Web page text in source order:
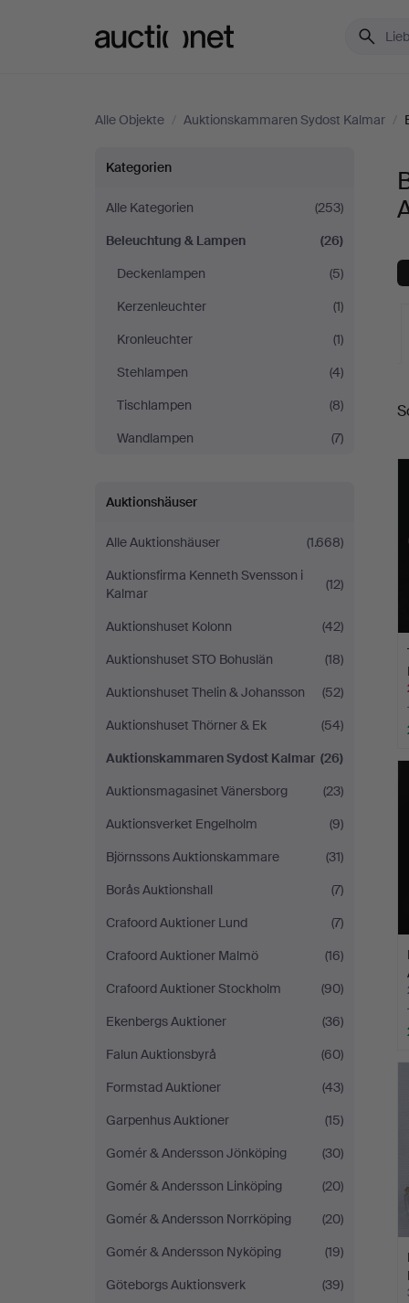
Alle Objekte / Auktionskammaren Sydost Kalmar /
Beleuchtung
&
Lampen
bei
Auktionskammaren
Sydost
Kalmar
Kategorien
Alle Kategorien
(253)
Beleuchtung & Lampen
(26)
Deckenlampen
(5)
Kerzenleuchter
(1)
Kronleuchter
(1)
Stehlampen
(4)
Tischlampen
(8)
Wandlampen
(7)
Auktionshäuser
Alle Auktionshäuser
(1.668)
Auktionsfirma Kenneth Svensson i
Kalmar
(12)
Auktionshuset Kolonn
(42)
Auktionshuset STO Bohuslän
(18)
Auktionshuset Thelin & Johansson
(52)
Auktionshuset Thörner & Ek
(54)
Auktionskammaren Sydost Kalmar (26)
Auktionsmagasinet Vänersborg
(23)
Auktionsverket Engelholm
(9)
Björnssons Auktionskammare
(31)
Borås Auktionshall
(7)
Crafoord Auktioner Lund
(7)
Crafoord Auktioner Malmö
(16)
Crafoord Auktioner Stockholm
(90)
Ekenbergs Auktioner
(36)
Falun Auktionsbyrå
(60)
Formstad Auktioner
(43)
Garpenhus Auktioner
(15)
Gomér & Andersson Jönköping
(30)
Gomér & Andersson Linköping
(20)
Gomér & Andersson Norrköping
(20)
Gomér & Andersson Nyköping
(19)
Göteborgs Auktionsverk
(39)